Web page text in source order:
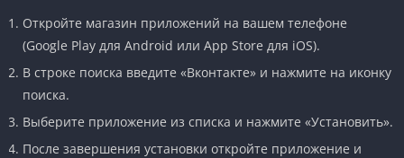
Откройте магазин приложений на вашем телефоне
(Google Play для Android или App Store для iOS).
В строке поиска введите «Вконтакте» и нажмите на иконку
поиска.
Выберите приложение из списка и нажмите «Установить».
После завершения установки откройте приложение и